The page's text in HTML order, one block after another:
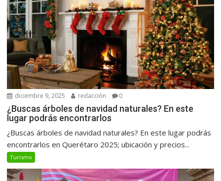
diciembre 9, 2025 redacción 0
¿Buscas árboles de navidad naturales? En este
lugar podrás encontrarlos
¿Buscas árboles de navidad naturales? En este lugar podrás
encontrarlos en Querétaro 2025; ubicación y precios...
Turismo